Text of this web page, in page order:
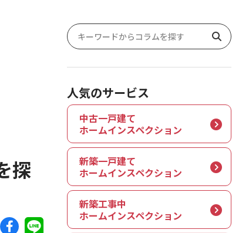
探
人気のサービス
中古一戸建て
ホームインスペクション
新築一戸建て
ホームインスペクション
新築工事中
ホームインスペクション